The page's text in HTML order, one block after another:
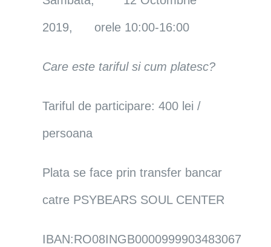
2019, orele 10:00-16:00
Care este tariful si cum platesc?
Tariful de participare: 400 lei /
persoana
Plata se face prin transfer bancar
catre PSYBEARS SOUL CENTER
IBAN:RO08INGB0000999903483067